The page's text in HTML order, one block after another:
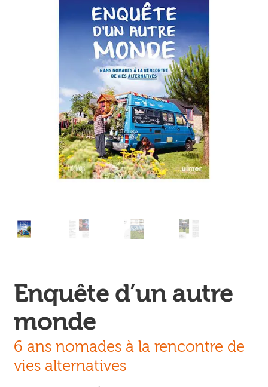
Enquête d’un autre
monde
6 ans nomades à la rencontre de
vies alternatives